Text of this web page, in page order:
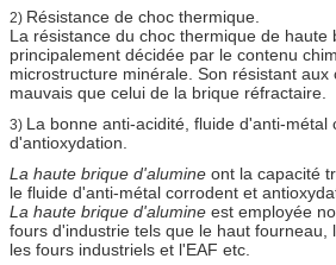
2) Résistance de choc thermique.
La résistance du choc thermique de haute
principalement décidée par le contenu
microstructure minérale. Son résistant
mauvais que celui de la brique réfractaire.
3) La bonne anti-acidité, fluide d'anti-métal
d'antioxydation.
La haute brique d'alumine ont la capacité
le fluide d'anti-métal corrodent et
La haute brique d'alumine est employée
fours d'industrie tels que le haut fourneau,
les fours industriels et l'EAF etc.